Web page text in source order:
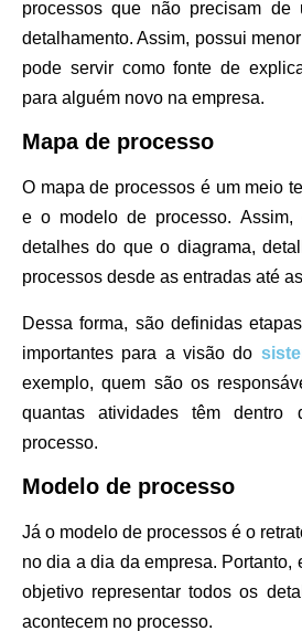
processos que não precisam
detalhamento. Assim, possui
pode servir como fonte de
para alguém novo na empresa.
Mapa de processo
O mapa de processos é um meio
e o modelo de processo.
detalhes do que o diagrama,
processos desde as entradas até
Dessa forma, são definidas
importantes para a visão do
exemplo, quem são os
quantas atividades têm
processo.
Modelo de processo
Já o modelo de processos é o
no dia a dia da empresa. Portanto,
objetivo representar todos os
acontecem no processo.